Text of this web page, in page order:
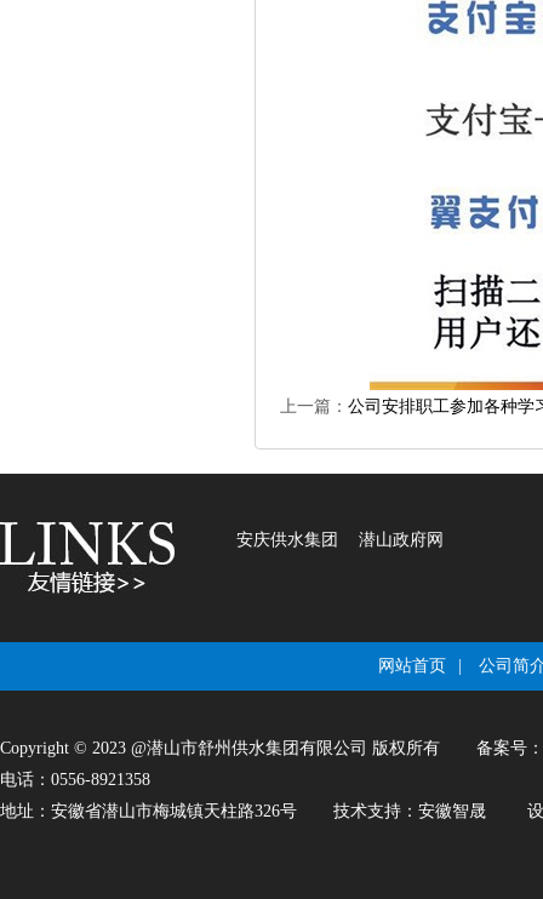
上一篇： 公司安排职工参加各种学
安庆供水集团 潜山政府网
网站首页 公司简
Copyright © 2023 @潜山市舒州供水集团有限公司 版权所有
备案号：
电话：0556-8921358
地址：安徽省潜山市梅城镇天柱路326号
技术支持： 安徽智晟